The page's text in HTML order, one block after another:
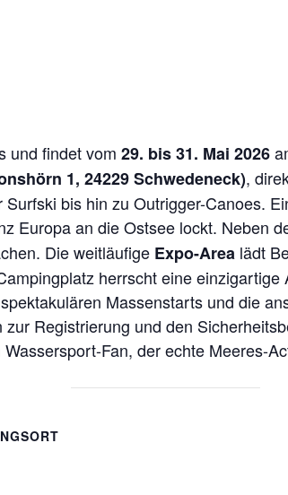
und findet vom 29. bis 31. Mai 2026
1, 24229 Schwedeneck),
bis hin zu Outrigger-Canoes.
Europa an die Ostsee lockt. Neben
Die weitläufige Expo-Area lädt
herrscht eine
Massenstarts und die
Registrierung und den
Fan, der echte Meeres-